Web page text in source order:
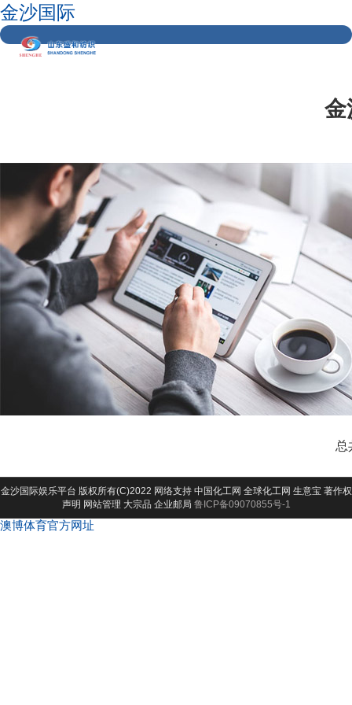
金沙国际
金
总
金沙国际娱乐平台 版权所有(C)2022 网络支持 中国化工网 全球化工网 生意宝 著作权
声明 网站管理 大宗品 企业邮局 鲁ICP备09070855号-1
澳博体育官方网址